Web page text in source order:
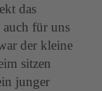
das
auch für uns
der kleine
sitzen
junger